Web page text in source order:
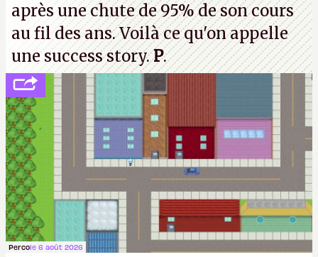
après une chute de 95% de son cours
au fil des ans. Voilà ce qu'on appelle
une success story.P.
Percole 6 août 2026